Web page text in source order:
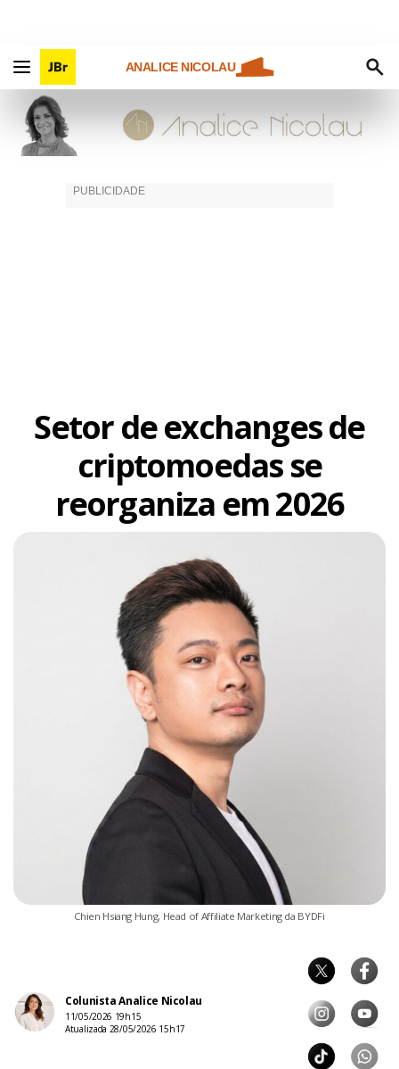
ANALICE NICOLAU
Setor de exchanges de
criptomoedas se
reorganiza em 2026
Chien Hsiang Hung, Head of Affiliate Marketing da BYDFi
Colunista Analice Nicolau
11/05/2026 19h15
Atualizada 28/05/2026 15h17